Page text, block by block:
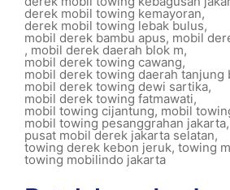
derek mobil towing kemayoran,
derek mobil towing lebak bulus,
mobil derek bambu apus, mobil
, mobil derek daerah blok m,
mobil derek towing cawang,
mobil derek towing daerah tanjung
mobil derek towing dewi sartika,
mobil derek towing fatmawati,
mobil towing cijantung, mobil
mobil towing pesanggrahan jakarta,
pusat mobil derek jakarta selatan,
towing derek kebon jeruk, towing
towing mobilindo jakarta